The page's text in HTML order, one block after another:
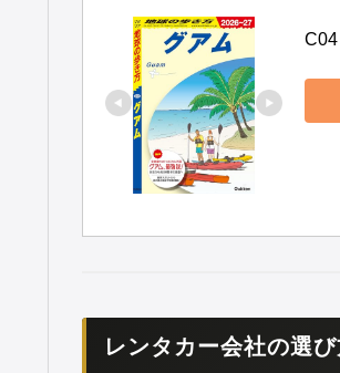
レンタカー会社の選